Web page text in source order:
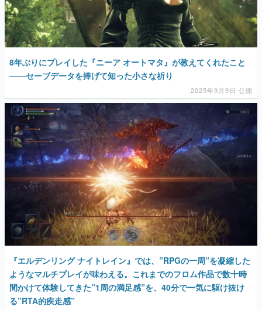
その他
電ファミニコゲーマーとは？
運営：株式会社マレ
8年ぶりにプレイした『ニーア オートマタ』が教えてくれたこと
——セーブデータを捧げて知った小さな祈り
2025年9月9日 公開
『エルデンリング ナイトレイン』では、”RPGの一周”を凝縮した
ようなマルチプレイが味わえる。これまでのフロム作品で数十時
間かけて体験してきた”1周の満足感”を、40分で一気に駆け抜け
る”RTA的疾走感”